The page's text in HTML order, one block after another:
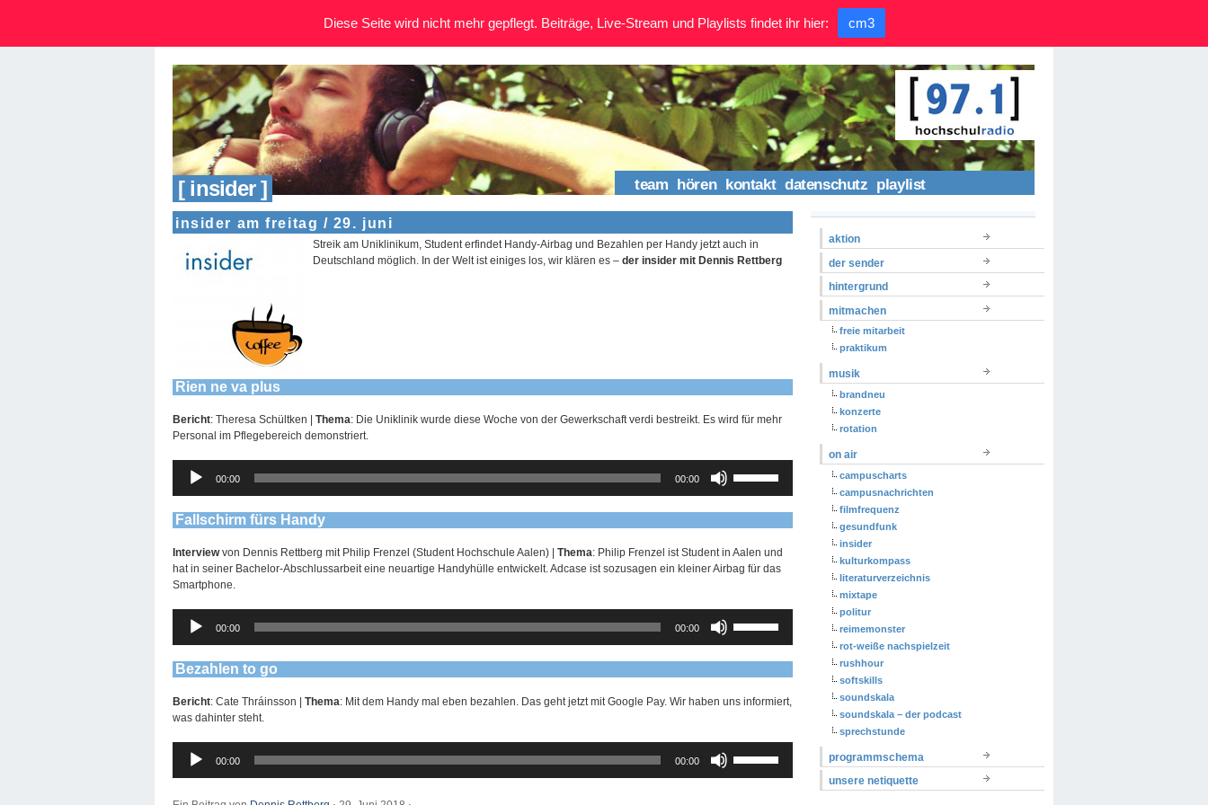
[ insider ] team hören kontakt datenschutz playlist
insider am freitag / 29. juni
Streik am Uniklinikum, Student erfindet Handy-Airbag und Bezahlen per Handy jetzt auch in
Deutschland möglich. In der Welt ist einiges los, wir klären es – der insider mit Dennis Rettberg
Rien ne va plus
Bericht: Theresa Schültken | Thema: Die Uniklinik wurde diese Woche von der Gewerkschaft verdi bestreikt. Es wird für mehr
Personal im Pflegebereich demonstriert.
Audio-
Player
00:00 00:00
Hoch/Runter
benutzen,
um
die
Lautstärke
zu
Fallschirm fürs Handy
Interviewvon Dennis Rettberg mit Philip Frenzel (Student Hochschule Aalen) | Thema: Philip Frenzel ist Student in Aalen und
hat in seiner Bachelor-Abschlussarbeit eine neuartige Handyhülle entwickelt. Adcase ist sozusagen ein kleiner Airbag für das
Smartphone.
Audio-
Player
00:00 00:00
Hoch/Runter
benutzen,
um
die
Lautstärke
Bezahlen to go
Bericht: Cate Thráinsson | Thema: Mit dem Handy mal eben bezahlen. Das geht jetzt mit Google Pay. Wir haben uns informiert,
was dahinter steht.
Audio-
Player
00:00 00:00
Hoch/Runter
benutzen,
aktion
der sender
hintergrund
mitmachen
freie mitarbeit
praktikum
musik
brandneu
konzerte
rotation
on air
campuscharts
campusnachrichten
filmfrequenz
gesundfunk
insider
kulturkompass
literaturverzeichnis
mixtape
politur
reimemonster
rot-weiße nachspielzeit
rushhour
softskills
soundskala
soundskala – der podcast
sprechstunde
programmschema
unsere netiquette
Diese Seite wird nicht mehr gepflegt. Beiträge, Live-Stream und Playlists findet ihr hier: cm3